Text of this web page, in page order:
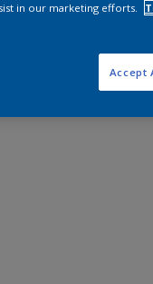
in our marketing efforts.
Accept